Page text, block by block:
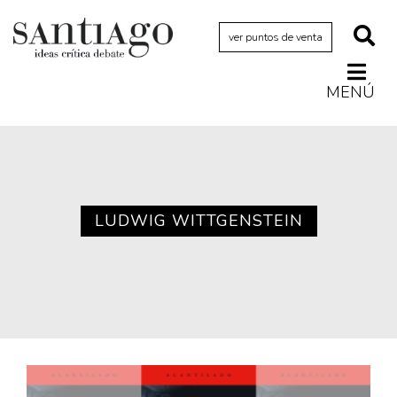
ver puntos de venta
MENÚ
Artes visualesLUDWIG WITTGENSTEIN